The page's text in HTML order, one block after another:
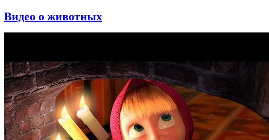
Видео о животных